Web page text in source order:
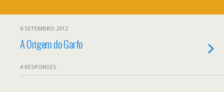
8 SETEMBRO 2012
A Origem do Garfo
4 RESPONSES